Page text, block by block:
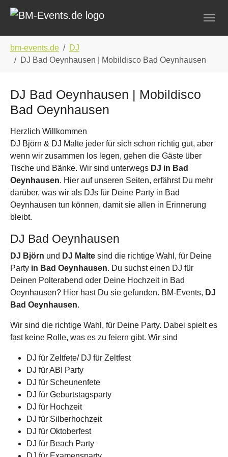
bm-events.de
DJ
DJ Bad Oeynhausen | Mobildisco Bad Oeynhausen
DJ Bad Oeynhausen | Mobildisco
Bad Oeynhausen
Herzlich Willkommen
DJ Björn & DJ Malte jeder für sich schon richtig gut, aber
wenn wir zusammen los legen, gehen die Gäste über
Tische und Bänke. Wir sind unterwegs DJ in Bad
Oeynhausen. Hier auf unseren Seiten, erfährst Du mehr
darüber, was wir als DJs für Deine Party in Bad
Oeynhausen tun können, damit sie allen in Erinnerung
bleibt.
DJ Bad Oeynhausen
DJ Björn und DJ Malte sind die richtige Wahl, für Deine
Party in Bad Oeynhausen. Du suchst einen DJ für
Deinen Polterabend oder Deine Hochzeit in Bad
Oeynhausen? Hier hast Du sie gefunden. BM-Events, DJ
Bad Oeynhausen.
Wir sind die richtige Wahl, für Deine Party. Dabei spielt es
fast keine Rolle, was es zu feiern gibt. Wir sind
DJ für Zeltfete/ DJ für Zeltfest
DJ für ABI Party
DJ für Scheunenfete
DJ für Geburtstagsparty
DJ für Hochzeit
DJ für Silberhochzeit
DJ für Oktoberfest
DJ für Beach Party